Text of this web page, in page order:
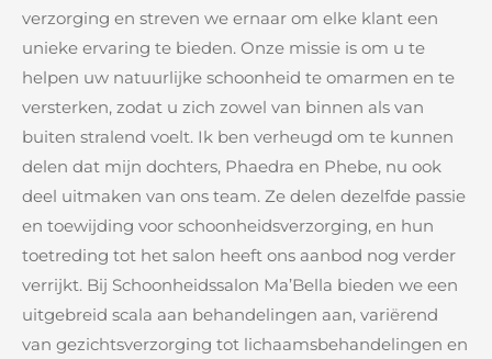
verzorging en streven we ernaar om elke klant een
unieke ervaring te bieden. Onze missie is om u te
helpen uw natuurlijke schoonheid te omarmen en te
versterken, zodat u zich zowel van binnen als van
buiten stralend voelt. Ik ben verheugd om te kunnen
delen dat mijn dochters, Phaedra en Phebe, nu ook
deel uitmaken van ons team. Ze delen dezelfde passie
en toewijding voor schoonheidsverzorging, en hun
toetreding tot het salon heeft ons aanbod nog verder
verrijkt. Bij Schoonheidssalon Ma’Bella bieden we een
uitgebreid scala aan behandelingen aan, variërend
van gezichtsverzorging tot lichaamsbehandelingen en